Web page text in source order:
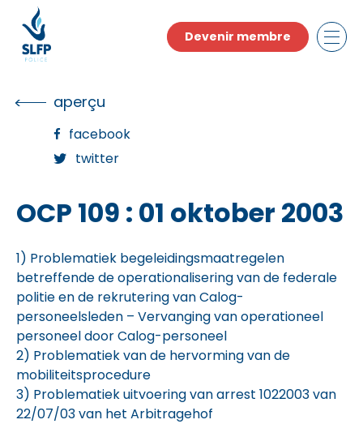
content
Devenir membre
aperçu
facebook
twitter
OCP 109 : 01 oktober 2003
1) Problematiek begeleidingsmaatregelen
betreffende de operationalisering van de federale
politie en de rekrutering van Calog-
personeelsleden – Vervanging van operationeel
personeel door Calog-personeel
2) Problematiek van de hervorming van de
mobiliteitsprocedure
3) Problematiek uitvoering van arrest 1022003 van
22/07/03 van het Arbitragehof